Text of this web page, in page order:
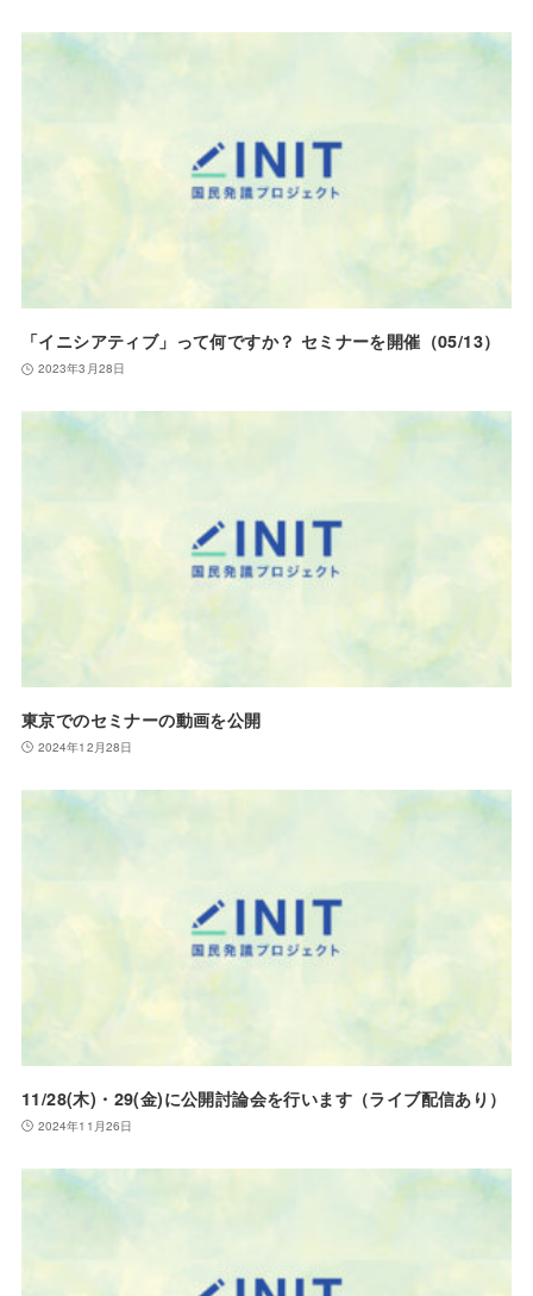
「イニシアティブ」って何ですか？ セミナーを開催 （05/13）
2023年3月28日
東京でのセミナーの動画を公開
2024年12月28日
11/28(木)・29(金)に公開討論会を行います（ライブ配信あり）
2024年11月26日